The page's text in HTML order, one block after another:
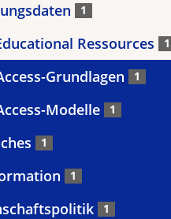
1
Ressources 1
Grundlagen 1
Modelle 1
1
1
1